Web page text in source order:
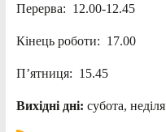
Перерва: 12.00-12.45
Кінець роботи: 17.00
П’ятниця: 15.45
Вихідні дні: субота, неділя